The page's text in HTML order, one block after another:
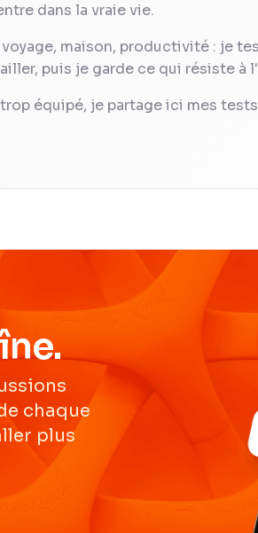
dans la vraie vie.
maison, productivité : je
puis je garde ce qui résiste à
équipé, je partage ici mes
chaque
plus